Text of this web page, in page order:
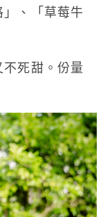
、「草莓牛
死甜。份量